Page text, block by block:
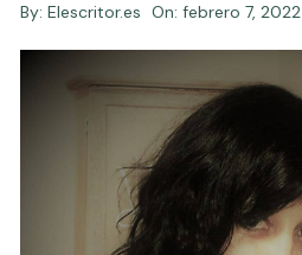
By: Elescritor.es On:febrero 7, 2022